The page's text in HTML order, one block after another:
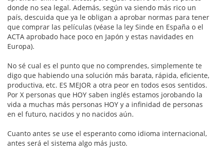
donde no sea legal. Además, según va siendo más rico un
país, descuida que ya le obligan a aprobar normas para tener
que comprar las películas (véase la ley Sinde en España o el
ACTA aprobado hace poco en Japón y estas navidades en
Europa).
No sé cual es el punto que no comprendes, simplemente te
digo que habiendo una solución más barata, rápida, eficiente,
productiva, etc. ES MEJOR a otra peor en todos esos sentidos.
Por X personas que HOY saben inglés estamos jorobando la
vida a muchas más personas HOY y a infinidad de personas
en el futuro, nacidos y no nacidos aún.
Cuanto antes se use el esperanto como idioma internacional,
antes será el sistema algo más justo.